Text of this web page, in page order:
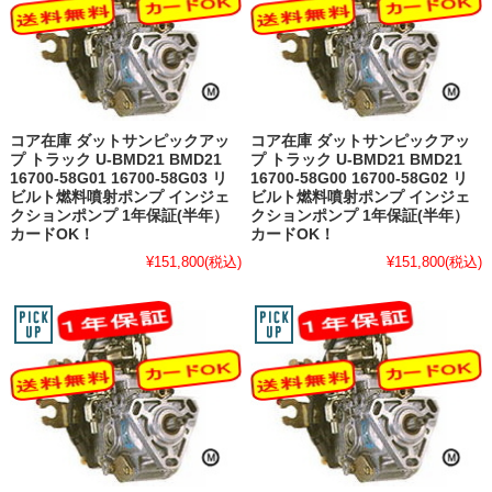
コア在庫 ダットサンピックアッ
プ トラック U-BMD21 BMD21
16700-58G01 16700-58G03 リ
ビルト燃料噴射ポンプ インジェ
クションポンプ 1年保証(半年）
カードOK！
¥151,800(税込)
コア在庫 ダットサンピックアッ
プ トラック U-BMD21 BMD21
16700-58G00 16700-58G02 リ
ビルト燃料噴射ポンプ インジェ
クションポンプ 1年保証(半年）
カードOK！
¥151,800(税込)